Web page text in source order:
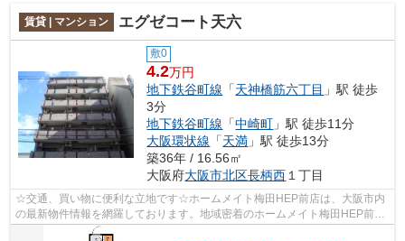
賃貸 | マンション エグゼコート天六
敷0
4.2万円
地下鉄谷町線 「天神橋筋六丁目 」駅 徒歩
3分
地下鉄谷町線 「中崎町 」駅 徒歩11分
大阪環状線 「天満 」駅 徒歩13分
築36年 / 16.56㎡
大阪府大阪市北区長柄西 １丁目
☆交通、買い物に便利な立地です☆ホームメイト梅田HEP前店は、大阪市内
の最新物件情報を網羅しております。地域密着のホームメイト梅田HEP前店
だからできるお部屋探し品質であなたの理...